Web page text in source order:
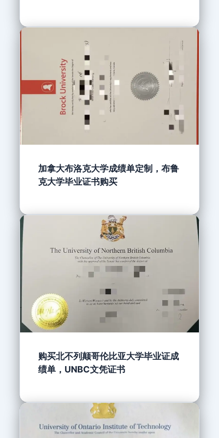
加拿大布洛克大学成绩单定制，布鲁
克大学毕业证书购买
购买北不列颠哥伦比亚大学毕业证成
绩单，UNBC文凭证书